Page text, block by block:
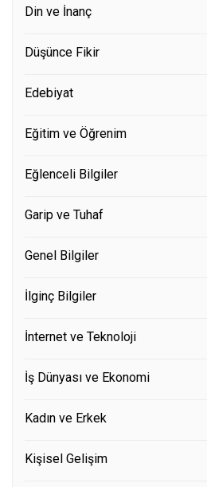
Din ve İnanç
Düşünce Fikir
Edebiyat
Eğitim ve Öğrenim
Eğlenceli Bilgiler
Garip ve Tuhaf
Genel Bilgiler
İlginç Bilgiler
İnternet ve Teknoloji
İş Dünyası ve Ekonomi
Kadın ve Erkek
Kişisel Gelişim